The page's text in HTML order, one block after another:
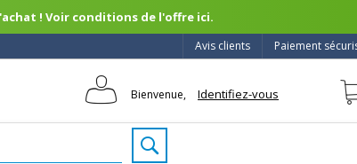
! Voir conditions de l'offre ici.
Paiement
Avis clients
Bienvenue, Identifiez-vous